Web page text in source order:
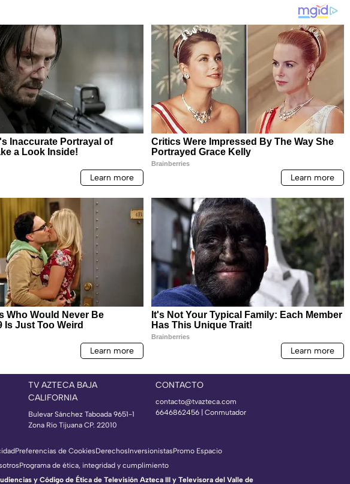
TV AZTECA BAJA
CALIFORNIA
Bulevar Sánchez Taboada 9651-1
Zona Río Tijuana CP. 22010
CONTACTO
contacto@tvazteca.com
6646862456 | Conmutador
Preferencias de CookiesDerechosInversionistasPromo Espacio
Programa de ética, integridad y cumplimiento
y Código de Ética de Televisión Azteca III y Televisora del Valle de